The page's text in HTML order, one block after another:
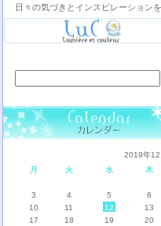
日々の気づきとインスピレーション
索:
2019年12
月
火 水 木
3
4 5 6
10
11 12 13
17
18 19 20